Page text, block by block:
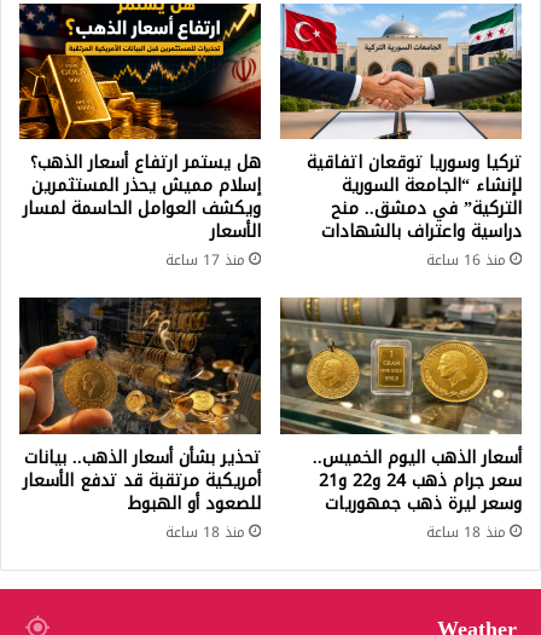
تركيا وسوريا توقعان اتفاقية
لإنشاء “الجامعة السورية
التركية” في دمشق.. منح
دراسية واعتراف بالشهادات
منذ 16 ساعة
هل يستمر ارتفاع أسعار الذهب؟
إسلام مميش يحذر المستثمرين
ويكشف العوامل الحاسمة لمسار
الأسعار
منذ 17 ساعة
أسعار الذهب اليوم الخميس..
سعر جرام ذهب 24 و22 و21
وسعر ليرة ذهب جمهوريات
منذ 18 ساعة
تحذير بشأن أسعار الذهب.. بيانات
أمريكية مرتقبة قد تدفع الأسعار
للصعود أو الهبوط
منذ 18 ساعة